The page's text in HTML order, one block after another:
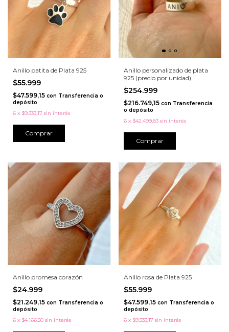
Anillo patita de Plata 925
$55.999
$47.599,15 con Transferencia o
depósito
6 x $9.333,17 sin interés
Comprar
Anillo personalizado de plata
925 (precio por unidad)
$254.999
$216.749,15 con Transferencia
o depósito
6 x $42.499,83 sin interés
Comprar
Anillo promesa corazón
$24.999
$21.249,15 con Transferencia o
depósito
6 x $4.166,50 sin interés
Anillo rosa de Plata 925
$55.999
$47.599,15 con Transferencia o
depósito
6 x $9.333,17 sin interés